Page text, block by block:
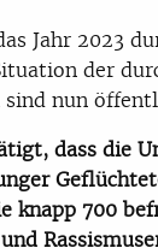
Jahr 2023
der
nun
dass die
knapp 700